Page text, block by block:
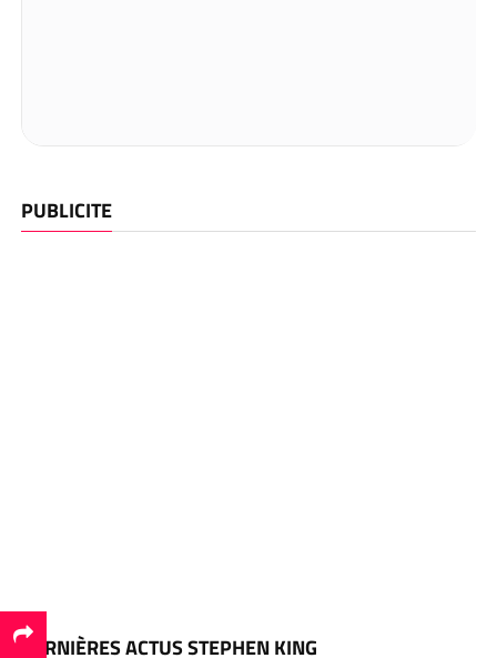
PUBLICITE
DERNIÈRES ACTUS STEPHEN KING